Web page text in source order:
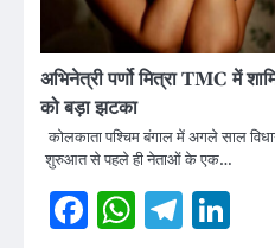
अभिनेत्री पर्णो मित्रा TMC में
को बड़ा झटका
कोलकाता पश्चिम बंगाल में अगले साल
शुरुआत से पहले ही नेताओं के एक…
Facebook